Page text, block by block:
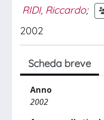
RIDI, Riccardo;
2002
Scheda breve
Anno
2002